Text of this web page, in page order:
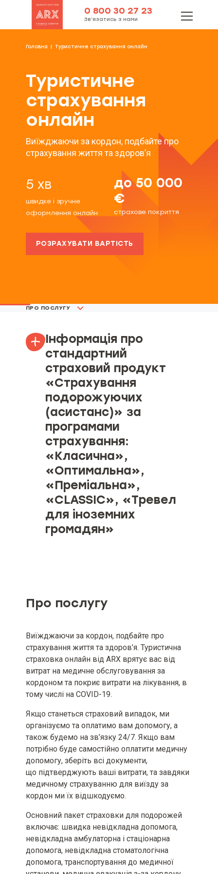
0 800 30 27 23
Зв’язатись з нами
Головна Туристичне страхування онлайн
Туристичне
страхування
онлайн
Виїжджаючи за кордон, подбайте про
страхування життя та здоров’я
5 хв
швидке і зручне
оформлення онлайн
до 50 000
€
страхове покриття
РОЗРАХУВАТИ ВАРТІСТЬ
ПРО ПОСЛУГУ
Інформація про
стандартний
страховий продукт
«Страхування
подорожуючих
(асистанс)» за
програмами
страхування:
«Класична»,
«Оптимальна»,
«Преміальна»,
«CLASSIC», «Тревел
для іноземних
громадян»
відповідальності), якщо
мінімальний та максимальний
розміри страхової суми визначені
умовами страхового продукту
Мінімальний та максимальний
розміри страхової премії та/або
страхового тарифу
Вид, мінімальний та
максимальний розміри франшизи
(за наявності)
Територія та строк дії договору
страхування [включаючи
інформацію про порядок вступу
його в дію та період(и)
страхування (за наявності)]
Можливі наслідки для споживача
в разі невиконання ним обов’язків,
визначених договором
страхування, включаючи
несвоєчасне повідомлення про
настання страхового випадку
Про послугу
Виїжджаючи за кордон, подбайте про
страхування життя та здоров’я. Туристична
страховка онлайн від ARX врятує вас від
витрат на медичне обслуговування за
кордоном та покриє витрати на лікування, в
тому числі на СOVID-19.
Якщо станеться страховий випадок, ми
організуємо та оплатимо вам допомогу, а
також будемо на зв’язку 24/7. Якщо вам
потрібно буде самостійно оплатити медичну
допомогу, зберіть всі документи,
що підтверджують ваші витрати, та завдяки
медичному страхуванню для виїзду за
кордон ми їх відшкодуємо.
Основний пакет страховки для подорожей
включає: швидка невідкладна допомога,
невідкладна амбулаторна і стаціонарна
допомога, невідкладна стоматологічна
допомога, транспортування до медичної